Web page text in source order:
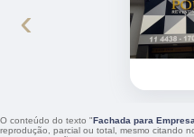
‹
O conteúdo do texto "Fachada para
reprodução, parcial ou total, mesmo citando